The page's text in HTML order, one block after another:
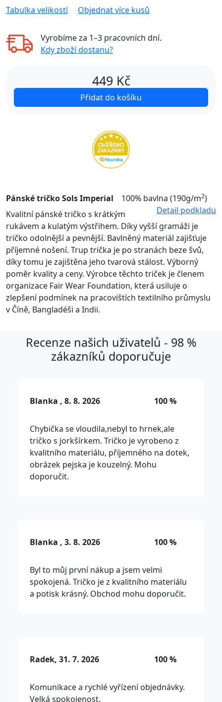
Tabulka velikostí Objednat více kusů
Vyrobíme za 1–3 pracovních dní.
Kdy zboží dostanu?
449 Kč
Přidat do košíku
Pánské tričko Sols Imperial 100% bavlna (190g/m2)
Detail podkladu
Kvalitní pánské tričko s krátkým
rukávem a kulatým výstřihem. Díky vyšší gramáži je
tričko odolnější a pevnější. Bavlněný materiál zajišťuje
příjemné nošení. Trup trička je po stranách beze švů,
díky tomu je zajištěna jeho tvarová stálost. Výborný
poměr kvality a ceny. Výrobce těchto triček je členem
organizace Fair Wear Foundation, která usiluje o
zlepšení podmínek na pracovištích textilního průmyslu
v Číně, Bangladéši a Indii.
Recenze našich uživatelů - 98 %
zákazníků doporučuje
Blanka , 8. 8. 2026 100 %
Chybička se vloudila,nebyl to hrnek,ale
tričko s jorkšírkem. Tričko je vyrobeno z
kvalitního materiálu, příjemného na dotek,
obrázek pejska je kouzelný. Mohu
doporučit.
Blanka , 3. 8. 2026 100 %
Byl to můj první nákup a jsem velmi
spokojená. Tričko je z kvalitního materiálu
a potisk krásný. Obchod mohu doporučit.
Radek, 31. 7. 2026 100 %
Komunikace a rychlé vyřízení objednávky.
Velká spokojenost.